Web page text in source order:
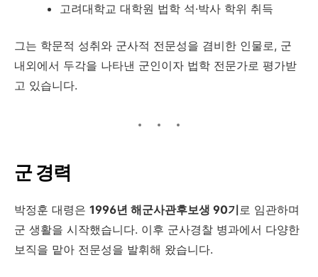
고려대학교 대학원 법학 석·박사 학위 취득
그는 학문적 성취와 군사적 전문성을 겸비한 인물로, 군
내외에서 두각을 나타낸 군인이자 법학 전문가로 평가받
고 있습니다.
군 경력
박정훈 대령은 1996년 해군사관후보생 90기로 임관하며
군 생활을 시작했습니다. 이후 군사경찰 병과에서 다양한
보직을 맡아 전문성을 발휘해 왔습니다.